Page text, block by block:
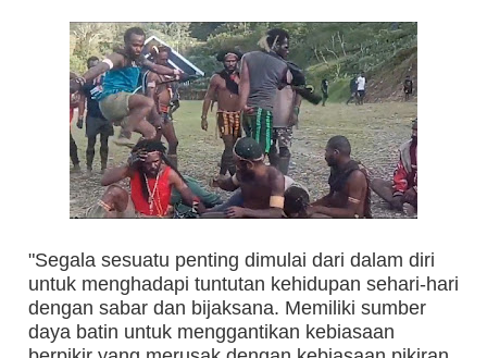
"Segala sesuatu penting dimulai dari dalam diri
untuk menghadapi tuntutan kehidupan sehari-hari
dengan sabar dan bijaksana. Memiliki sumber
daya batin untuk menggantikan kebiasaan